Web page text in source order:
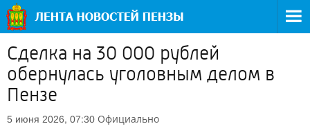
Сделка на 30 000 рублей
обернулась уголовным делом в
Пензе
5 июня 2026, 07:30 Официально